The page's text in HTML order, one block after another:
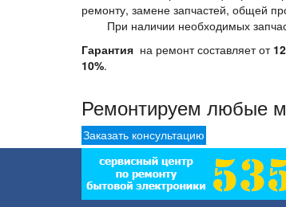
ремонту, замене запчастей, общей
При наличии необходимых
Гарантия на ремонт составляет от
10%.
Ремонтируем любые
Заказать консультацию